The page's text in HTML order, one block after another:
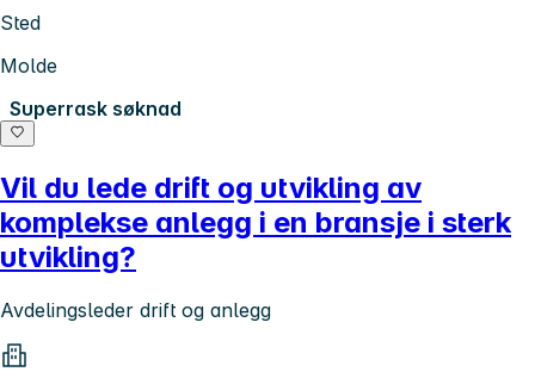
Sted
Molde
Superrask søknad
Vil du lede drift og utvikling av
komplekse anlegg i en bransje i sterk
utvikling?
Avdelingsleder drift og anlegg